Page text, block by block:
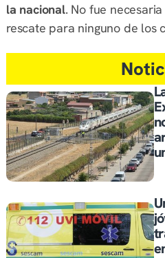
la nacional. No fue
rescate para ninguno de los